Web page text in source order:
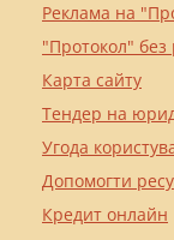
Реклама на
"Протокол" без
Карта сайту
Тендер на
Угода
Допомогти
Кредит онлайн